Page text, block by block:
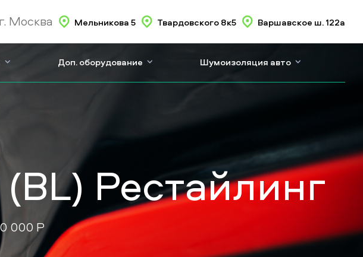
г. Москва Мельникова 5 Твардовского 8к5 Варшавское ш. 122а
Доп. оборудование Шумоизоляция авто
Рестайлинг
000 P